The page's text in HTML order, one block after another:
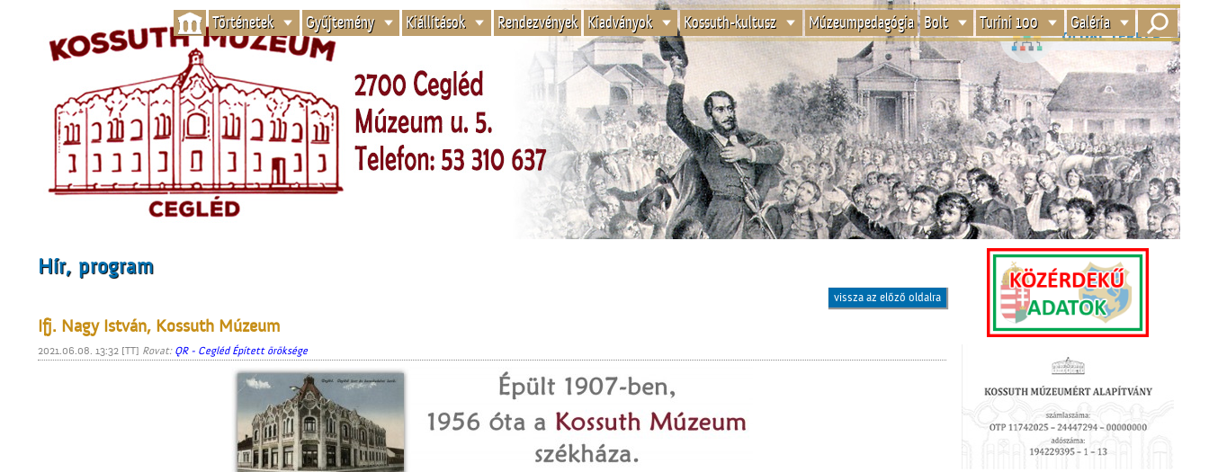
Történetek Gyűjtemény Kiállítások Rendezvények Kiadványok Kossuth-kultusz Múzeumpedagógia Bolt Turini 100 Galéria
Hír, program
vissza az előző oldalra
Ifj. Nagy István, Kossuth Múzeum
2021.06.08. 13:32 [TT] Rovat: QR - Cegléd Épített öröksége